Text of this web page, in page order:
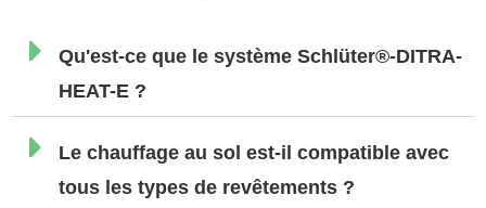
Qu'est-ce que le système Schlüter®-DITRA-
HEAT-E ?
Le chauffage au sol est-il compatible avec
tous les types de revêtements ?